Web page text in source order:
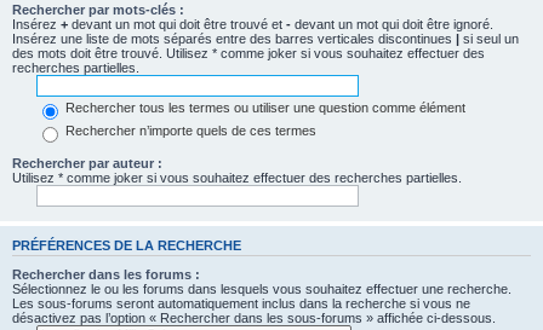
Rechercher par mots-clés :
Insérez + devant un mot qui doit être trouvé et - devant un mot qui doit être ignoré.
Insérez une liste de mots séparés entre des barres verticales discontinues | si seul un
des mots doit être trouvé. Utilisez * comme joker si vous souhaitez effectuer des
recherches partielles.
Rechercher tous les termes ou utiliser une question comme élément
Rechercher n’importe quels de ces termes
Rechercher par auteur :
Utilisez * comme joker si vous souhaitez effectuer des recherches partielles.
PRÉFÉRENCES DE LA RECHERCHE
Rechercher dans les forums :
Sélectionnez le ou les forums dans lesquels vous souhaitez effectuer une recherche.
Les sous-forums seront automatiquement inclus dans la recherche si vous ne
désactivez pas l’option « Rechercher dans les sous-forums » affichée ci-dessous.